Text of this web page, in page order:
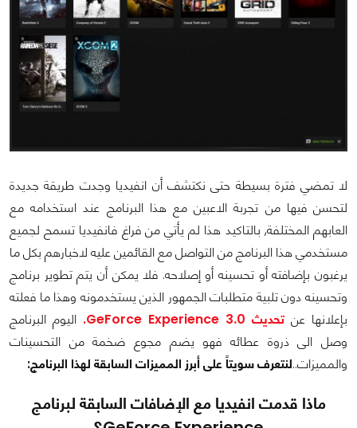
لا تمضي فترة بسيطة حتى نكتشف أن انفيديا وجدت طريقة جديدة
لتحسن فيها من تجربة الاعبين مع هذا البرنامج عند استخدامه مع
العابهم المختلفة, بالتاكيد هذا لم يأتي من فراغ فانفيديا تسمح لجميع
مستخدمي هذا البرنامج من التواصل مع القائمين عليه لاخبارهم بكل ما
يرغبون بإضافته أو تحسينه أو إصلاحه. فلا يمكن أن يتم تطوير برنامج
وتحسينه دون تلبية متطلبات الجمهور الذين يستخدمونه وهذا ما فعلته
بإعلانها عن تحديث GeForce Experience 3.0.
اليوم البرنامج
وصل الى ذروة عطائه فهو يضم مجوع ضخمة من التحسينات
والمميزات..لنتعرف سويتاً على أبرز المميزات السابقة لهذا البرنامج:
ماذا قدمت انفيديا مع الإضافات السابقة لبرنامج